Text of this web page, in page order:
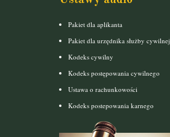
Pakiet dla aplikanta
Pakiet dla urzędnika służby cywilnej
Kodeks cywilny
Kodeks postępowania cywilnego
Ustawa o rachunkowości
Kodeks postepowania karnego